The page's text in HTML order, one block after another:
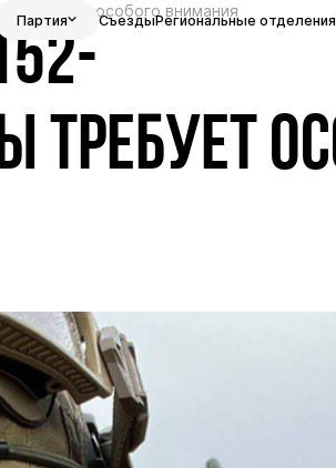
Партия СъездыРегиональные отделения
требует особого внимания